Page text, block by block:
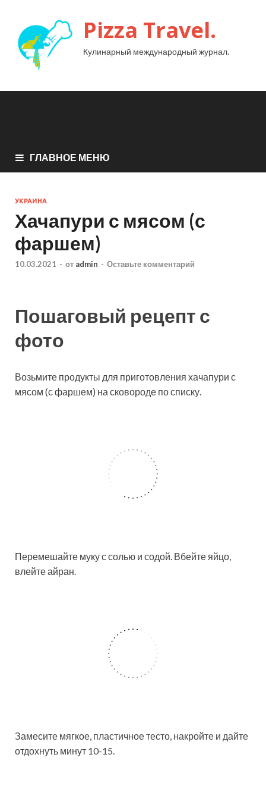
Pizza Travel.
Кулинарный международный журнал.
ГЛАВНОЕ МЕНЮ
УКРАИНА
Хачапури с мясом (с
фаршем)
10.03.2021 - от admin - Оставьте комментарий
Пошаговый рецепт с
фото
Возьмите продукты для приготовления хачапури с
мясом (с фаршем) на сковороде по списку.
Перемешайте муку с солью и содой. Вбейте яйцо,
влейте айран.
Замесите мягкое, пластичное тесто, накройте и дайте
отдохнуть минут 10-15.